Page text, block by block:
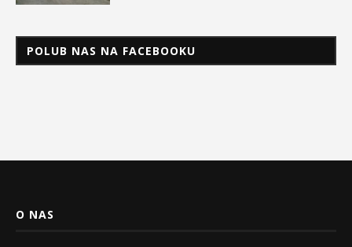
POLUB NAS NA FACEBOOKU
O NAS